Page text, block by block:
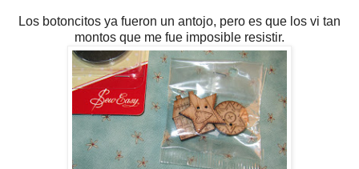
Los botoncitos ya fueron un antojo, pero es que los vi tan
montos que me fue imposible resistir.